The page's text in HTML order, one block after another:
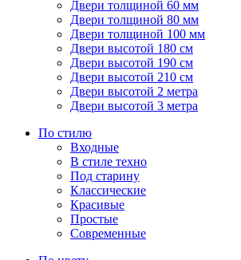
Двери толщиной 60 мм
Двери толщиной 80 мм
Двери толщиной 100 мм
Двери высотой 180 см
Двери высотой 190 см
Двери высотой 210 см
Двери высотой 2 метра
Двери высотой 3 метра
По стилю
Входные
В стиле техно
Под старину
Классические
Красивые
Простые
Современные